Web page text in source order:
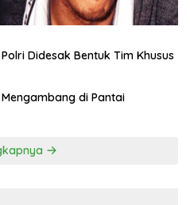
Didesak Bentuk Tim Khusus
di Pantai